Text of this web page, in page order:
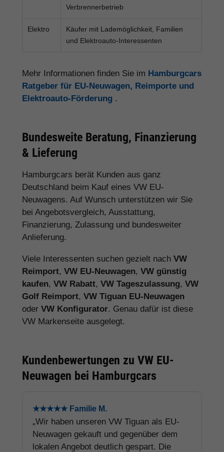
Verbrennerbetrieb
Elektro
Käufer mit Lademöglichkeit, Familien
und Elektroauto-Interessenten
Mehr Informationen finden Sie im Hamburgcars
Ratgeber für EU-Neuwagen, Reimporte und
Elektroauto-Förderung .
Bundesweite Beratung, Finanzierung
& Lieferung
Hamburgcars berät Kunden aus ganz
Deutschland beim Kauf eines VW EU-
Neuwagens. Auf Wunsch unterstützen wir Sie
bei Angebotsvergleich, Ausstattung,
Finanzierung, Zulassung und bundesweiter
Anlieferung.
Viele Interessenten suchen gezielt nach VW
Reimport, VW EU-Neuwagen, VW günstig
kaufen, VW Rabatt, VW Tageszulassung, VW
Golf Reimport, VW Tiguan EU-Neuwagen
oder VW Konfigurator. Genau dafür ist diese
VW Markenseite ausgelegt.
Kundenbewertungen zu VW EU-
Neuwagen bei Hamburgcars
★★★★★ Familie M.
„Wir haben unseren VW Tiguan als EU-
Neuwagen gekauft und gegenüber dem
lokalen Angebot deutlich gespart. Die